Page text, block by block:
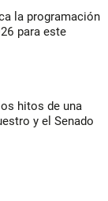
la programación
para este
hitos de una
y el Senado